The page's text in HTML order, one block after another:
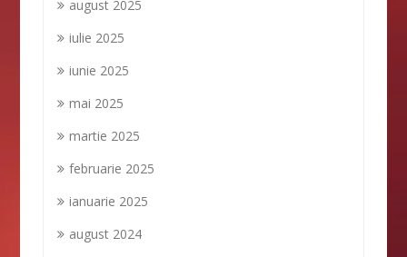
august 2025
iulie 2025
iunie 2025
mai 2025
martie 2025
februarie 2025
ianuarie 2025
august 2024